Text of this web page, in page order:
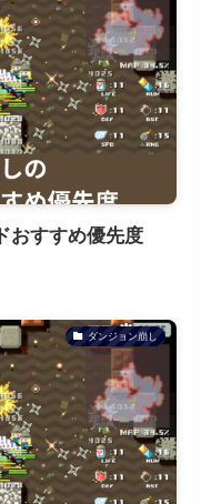
おすすめ優先度
ダンジョン崩し